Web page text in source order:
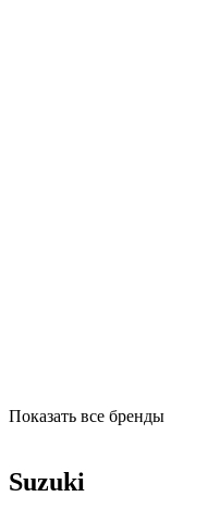
Показать все бренды
Suzuki